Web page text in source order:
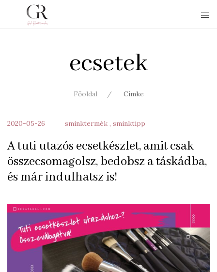
ecsetek
Főoldal Címke
2020-05-26 sminktermék sminktipp
A tuti utazós ecsetkészlet, amit csak
összecsomagolsz, bedobsz a táskádba,
és már indulhatsz is!